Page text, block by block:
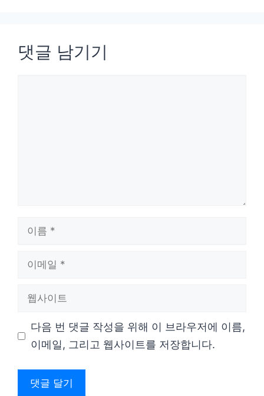
댓글 남기기
다음 번 댓글 작성을 위해 이 브라우저에 이름,
이메일, 그리고 웹사이트를 저장합니다.